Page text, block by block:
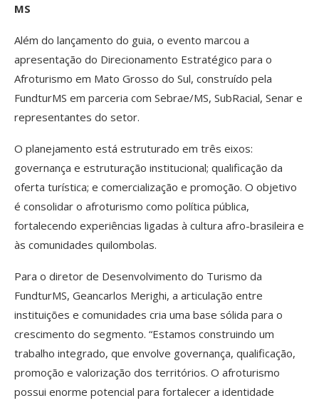
MS
Além do lançamento do guia, o evento marcou a
apresentação do Direcionamento Estratégico para o
Afroturismo em Mato Grosso do Sul, construído pela
FundturMS em parceria com Sebrae/MS, SubRacial, Senar e
representantes do setor.
O planejamento está estruturado em três eixos:
governança e estruturação institucional; qualificação da
oferta turística; e comercialização e promoção. O objetivo
é consolidar o afroturismo como política pública,
fortalecendo experiências ligadas à cultura afro-brasileira e
às comunidades quilombolas.
Para o diretor de Desenvolvimento do Turismo da
FundturMS, Geancarlos Merighi, a articulação entre
instituições e comunidades cria uma base sólida para o
crescimento do segmento. “Estamos construindo um
trabalho integrado, que envolve governança, qualificação,
promoção e valorização dos territórios. O afroturismo
possui enorme potencial para fortalecer a identidade